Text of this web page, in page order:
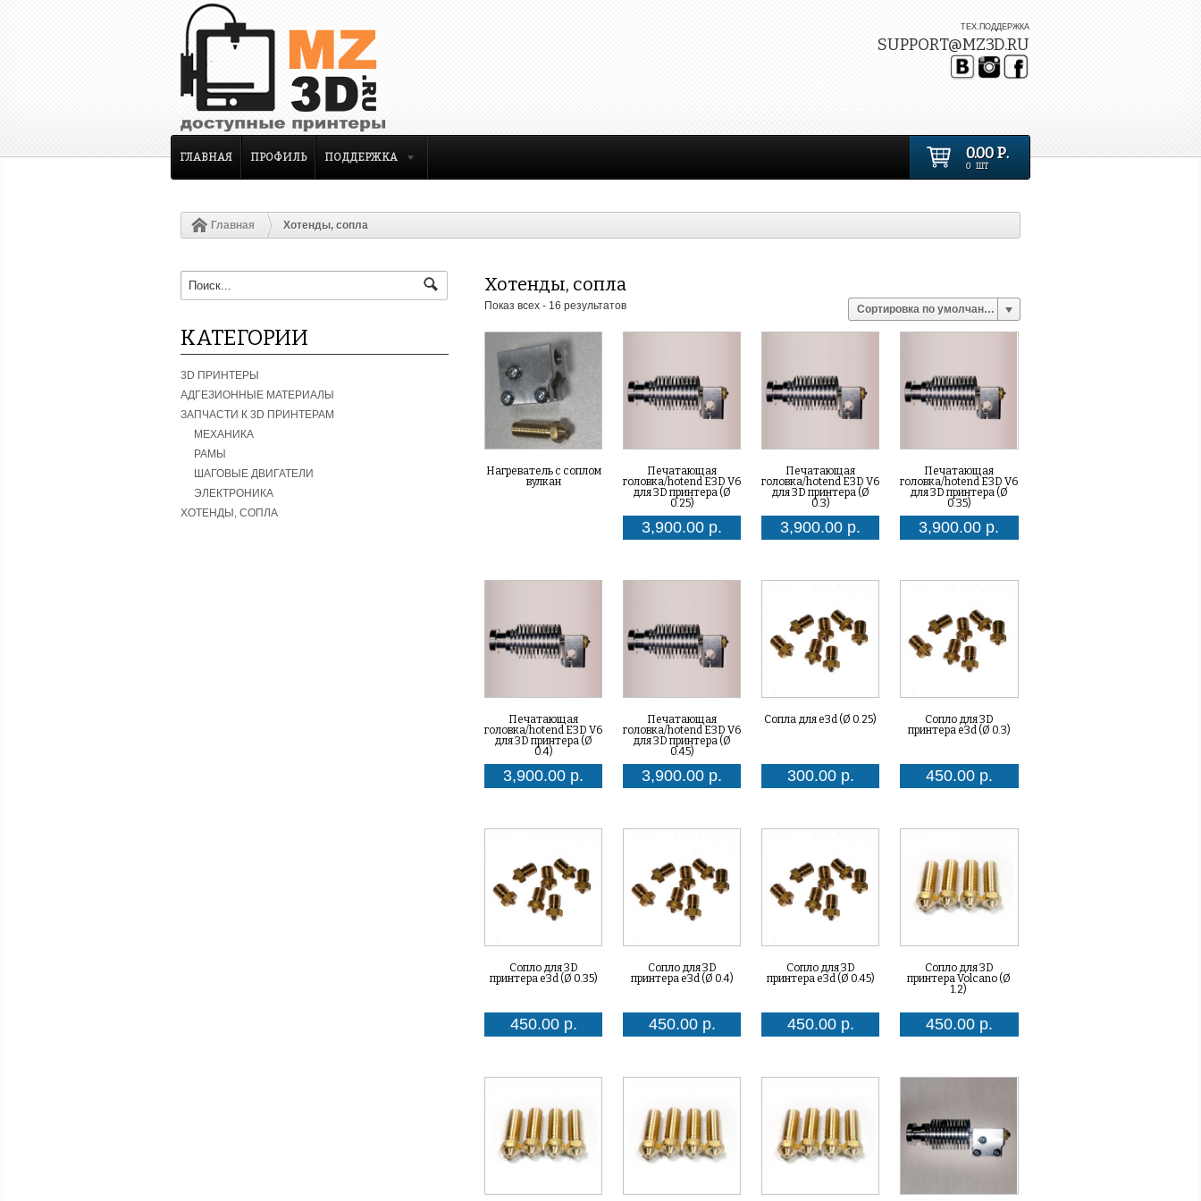
ТЕХ.ПОДДЕРЖКА
SUPPORT@MZ3D.RU
ГЛАВНАЯ ПРОФИЛЬ ПОДДЕРЖКА 0.00 Р.
0 ШТ
Главная Хотенды, сопла
Хотенды, сопла
Показ всех - 16 результатов Сортировка по умолчанию
Нагреватель с соплом
вулкан
Печатающая
головка/hotend E3D V6
для 3D принтера (Ø
0.25)
3,900.00 р.
Печатающая
головка/hotend E3D V6
для 3D принтера (Ø
0.3)
3,900.00 р.
Печатающая
головка/hotend E3D V6
для 3D принтера (Ø
0.35)
3,900.00 р.
Печатающая
головка/hotend E3D V6
для 3D принтера (Ø
0.4)
3,900.00 р.
Печатающая
головка/hotend E3D V6
для 3D принтера (Ø
0.45)
3,900.00 р.
Сопла для e3d (Ø 0.25)
300.00 р.
Сопло для 3D
принтера e3d (Ø 0.3)
450.00 р.
Сопло для 3D
принтера e3d (Ø 0.35)
450.00 р.
Сопло для 3D
принтера e3d (Ø 0.4)
450.00 р.
Сопло для 3D
принтера e3d (Ø 0.45)
450.00 р.
Сопло для 3D
принтера Volcano (Ø
1.2)
450.00 р.
КАТЕГОРИИ
3D ПРИНТЕРЫ
АДГЕЗИОННЫЕ МАТЕРИАЛЫ
ЗАПЧАСТИ К 3D ПРИНТЕРАМ
МЕХАНИКА
РАМЫ
ШАГОВЫЕ ДВИГАТЕЛИ
ЭЛЕКТРОНИКА
ХОТЕНДЫ, СОПЛА